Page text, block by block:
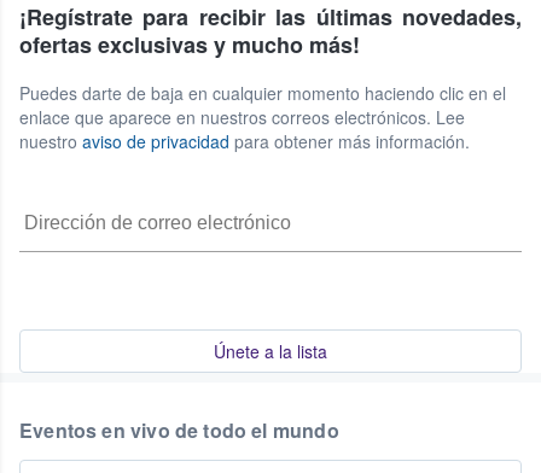
¡Regístrate para recibir las últimas novedades,
ofertas exclusivas y mucho más!
Puedes darte de baja en cualquier momento haciendo clic en el
enlace que aparece en nuestros correos electrónicos. Lee
nuestro aviso de privacidad para obtener más información.
Únete a la lista
Eventos en vivo de todo el mundo